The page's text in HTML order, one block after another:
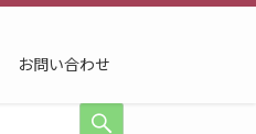
お問い合わせ